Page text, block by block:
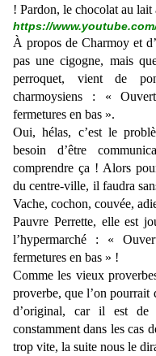
! Pardon, le chocolat au lait
https://
À propos de Charmoy et
pas une cigogne, mais
perroquet, vient de
charmoysiens : «
fermetures en bas ».
Oui, hélas, c’est le
besoin d’être
comprendre ça ! Alors
du centre-ville, il faudra
Vache, cochon, couvée,
Pauvre Perrette, elle est
l’hypermarché : «
fermetures en bas » !
Comme les vieux
proverbe, que l’on pourrait
d’original, car il est de
constamment dans les cas
trop vite, la suite nous le